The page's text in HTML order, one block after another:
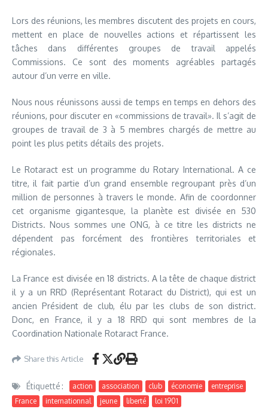
Lors des réunions, les membres discutent des projets en cours,
mettent en place de nouvelles actions et répartissent les
tâches dans différentes groupes de travail appelés
Commissions. Ce sont des moments agréables partagés
autour d’un verre en ville.
Nous nous réunissons aussi de temps en temps en dehors des
réunions, pour discuter en «commissions de travail». Il s’agit de
groupes de travail de 3 à 5 membres chargés de mettre au
point les plus petits détails des projets.
Le Rotaract est un programme du Rotary International. A ce
titre, il fait partie d’un grand ensemble regroupant près d’un
million de personnes à travers le monde. Afin de coordonner
cet organisme gigantesque, la planète est divisée en 530
Districts. Nous sommes une ONG, à ce titre les districts ne
dépendent pas forcément des frontières territoriales et
régionales.
La France est divisée en 18 districts. A la tête de chaque district
il y a un RRD (Représentant Rotaract du District), qui est un
ancien Président de club, élu par les clubs de son district.
Donc, en France, il y a 18 RRD qui sont membres de la
Coordination Nationale Rotaract France.
Share this Article
Étiquetté : action association club économie
entreprise
France
internationnal jeune liberté
loi 1901